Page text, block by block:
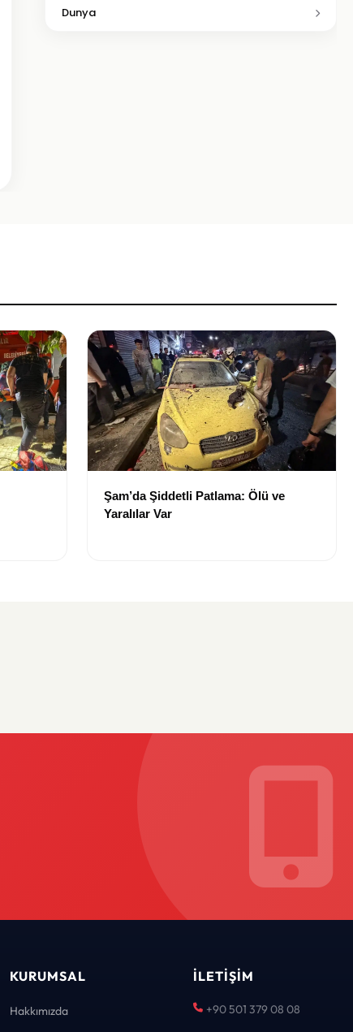
Dunya
Şam’da Şiddetli Patlama: Ölü ve
Yaralılar Var
KURUMSAL
Hakkımızda
İLETIŞIM
+90 501 379 08 08